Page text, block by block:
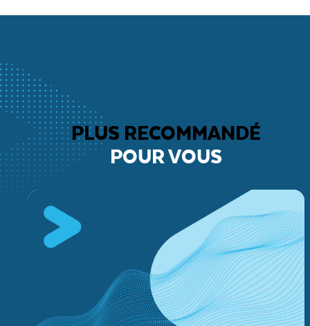
PLUS RECOMMANDÉ
POUR VOUS